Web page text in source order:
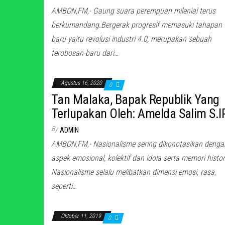
AMBON,FM,- Gaung suara perempuan milenial terus
berkumandang.Bergerak progresif memasuki tahapan
baru yaitu revolusi industri 4.0, merupakan sebuah
terobosan baru dari…
Agustus 16, 2020 0
Tan Malaka, Bapak Republik Yang
Terlupakan Oleh: Amelda Salim
By ADMIN
AMBON,FM,- Nasionalisme sering dikonotasikan
aspek emosional, kolektif dan idola serta memori
Nasionalisme selalu melibatkan dimensi emosi, rasa,
seperti…
Oktober 11, 2019 0